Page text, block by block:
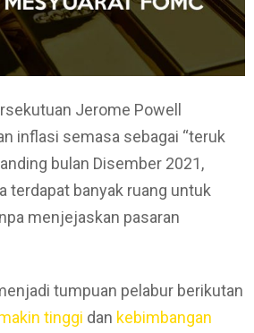
Jerome Powell
inflasi semasa sebagai “teruk
bulan Disember 2021,
terdapat banyak ruang untuk
menjejaskan pasaran
tumpuan pelabur berikutan
tinggi dan kebimbangan